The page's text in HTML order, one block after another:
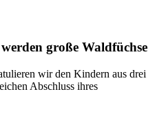
große Waldfüchse
wir den Kindern aus drei
Abschluss ihres